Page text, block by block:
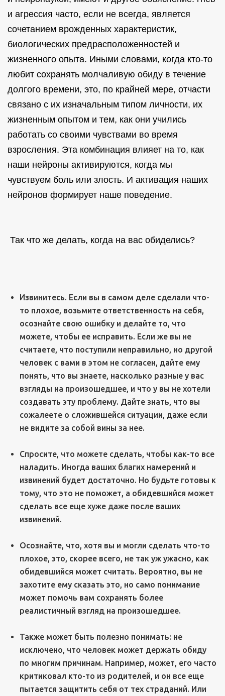
и агрессия часто, если не всегда, является
сочетанием врожденных характеристик,
биологических предрасположенностей и
жизненного опыта. Иными словами, когда кто-то
любит сохранять молчаливую обиду в течение
долгого времени, это, по крайней мере, отчасти
связано с их изначальным типом личности, их
жизненным опытом и тем, как они учились
работать со своими чувствами во время
взросления. Эта комбинация влияет на то, как
наши нейроны активируются, когда мы
чувствуем боль или злость. И активация наших
нейронов формирует наше поведение.
Так что же делать, когда на вас обиделись?
Извинитесь. Если вы в самом деле сделали что-
то плохое, возьмите ответственность на себя,
осознайте свою ошибку и делайте то, что
можете, чтобы ее исправить. Если же вы не
считаете, что поступили неправильно, но другой
человек с вами в этом не согласен, дайте ему
понять, что вы знаете, насколько разные у вас
взгляды на произошедшее, и что у вы не хотели
создавать эту проблему. Дайте знать, что вы
сожалеете о сложившейся ситуации, даже если
не видите за собой вины за нее.
Спросите, что можете сделать, чтобы как-то все
наладить. Иногда ваших благих намерений и
извинений будет достаточно. Но будьте готовы к
тому, что это не поможет, а обидевшийся может
сделать все еще хуже даже после ваших
извинений.
Осознайте, что, хотя вы и могли сделать что-то
плохое, это, скорее всего, не так уж ужасно, как
обидевшийся может считать. Вероятно, вы не
захотите ему сказать это, но само понимание
может помочь вам сохранять более
реалистичный взгляд на произошедшее.
Также может быть полезно понимать: не
исключено, что человек может держать обиду
по многим причинам. Например, может, его часто
критиковал кто-то из родителей, и он все еще
пытается защитить себя от тех страданий. Или